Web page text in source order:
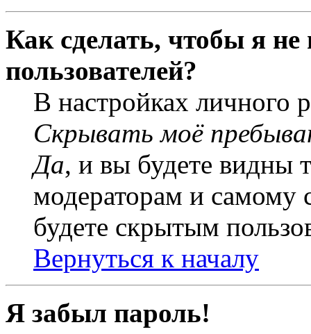
Как сделать, чтобы я
пользователей?
В настройках личного
Скрывать моё
Да, и вы будете видны
модераторам и самому
будете скрытым
Вернуться к началу
Я забыл пароль!